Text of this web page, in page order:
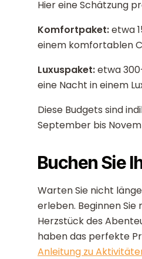
Hier eine Schätzung
Komfortpaket:etwa
einem komfortablen
Luxuspaket:etwa
eine Nacht in einem
Diese Budgets sind
September bis
Buchen Sie
Warten Sie nicht
erleben. Beginnen
Herzstück des
haben das perfekte
Anleitung zu